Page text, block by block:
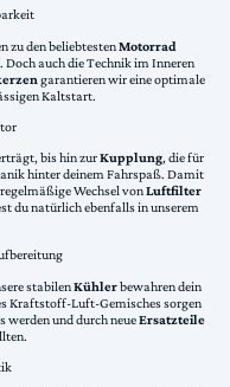
zu den beliebtestenMotorrad
auch die Technik im Inneren
garantieren wir eine optimale
Kaltstart.
bis hin zurKupplung, die für
hinter deinem Fahrspaß. Damit
Wechsel vonLuftfilter
du natürlich ebenfalls in unserem
stabilenKühlerbewahren dein
Kraftstoff-Luft-Gemisches sorgen
werden und durch neueErsatzteile